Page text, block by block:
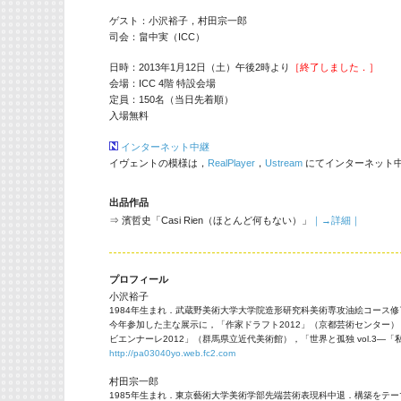
ゲスト：小沢裕子，村田宗一郎
司会：畠中実（ICC）
日時：2013年1月12日（土）午後2時より
［終了しました．］
会場：ICC 4階 特設会場
定員：150名（当日先着順）
入場無料
インターネット中継
イヴェントの模様は， RealPlayer ， Ustream にてインターネット
出品作品
⇒ 濱哲史「Casi Rien（ほとんど何もない）」
｜→詳細｜
プロフィール
小沢裕子
1984年生まれ．武蔵野美術大学大学院造形研究科美術専攻油絵コース
今年参加した主な展示に，「作家ドラフト2012」（京都芸術センター
ビエンナーレ2012」（群馬県立近代美術館），「世界と孤独 vol.3—
http://pa03040yo.web.fc2.com
村田宗一郎
1985年生まれ．東京藝術大学美術学部先端芸術表現科中退．構築をテ